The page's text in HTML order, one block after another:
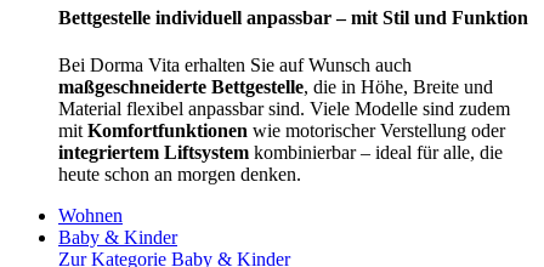
Bettgestelle individuell anpassbar – mit Stil und Funktion
Bei Dorma Vita erhalten Sie auf Wunsch auch
maßgeschneiderte Bettgestelle, die in Höhe, Breite und
Material flexibel anpassbar sind. Viele Modelle sind zudem
mit Komfortfunktionen wie motorischer Verstellung oder
integriertem Liftsystem kombinierbar – ideal für alle, die
heute schon an morgen denken.
Wohnen
Baby & Kinder
Zur Kategorie Baby & Kinder